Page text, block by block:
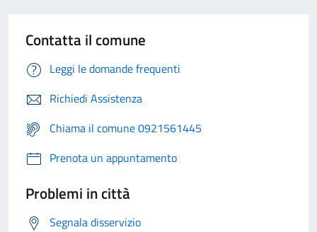
Contatta il comune
Leggi le domande frequenti
Richiedi Assistenza
Chiama il comune 0921561445
Prenota un appuntamento
Problemi in città
Segnala disservizio